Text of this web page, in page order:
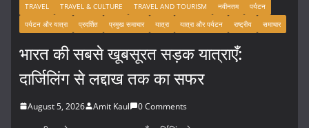
TRAVEL TRAVEL & CULTURE TRAVEL AND TOURISM नवीनतम
पर्यटन
पर्यटन और यात्रा
प्रदर्शित प्रमुख समाचार यात्रा यात्रा और पर्यटन राष्ट्रीय समाचार
भारत की सबसे खूबसूरत सड़क यात्राएँ:
दार्जिलिंग से लद्दाख तक का सफर
August 5, 2026 Amit Kaul 0 Comments